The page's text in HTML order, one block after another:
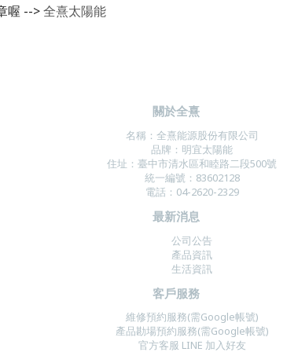
喔 -->全熹太陽能
關於全熹
名稱： 全熹能源股份有限公司
品牌：明宜太陽能
住址： 臺中市清水區和睦路二段500號
統一編號：83602128
電話：04-2620-2329
最新消息
公司公告
產品資訊
生活資訊
客戶服務
維修預約服務(需Google帳號)
產品勘場預約服務(需Google帳號)
官方客服 LINE 加入好友